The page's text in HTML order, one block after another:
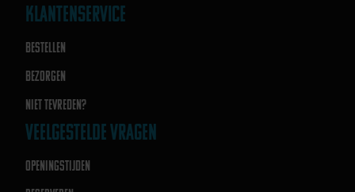
WERKEN BIJ SOLAES
KLANTENSERVICE
BESTELLEN
BEZORGEN
NIET TEVREDEN?
VEELGESTELDE VRAGEN